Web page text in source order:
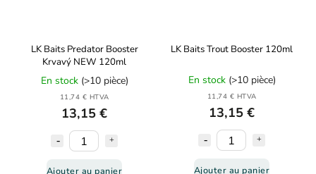
LK Baits Predator Booster
Krvavý NEW 120ml
En stock (>10 pièce)
11,74 € HTVA
13,15 €
Ajouter au panier
LK Baits Trout Booster 120ml
En stock (>10 pièce)
11,74 € HTVA
13,15 €
Ajouter au panier